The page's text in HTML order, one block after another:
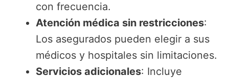
con frecuencia.
Atención médica sin restricciones:
Los asegurados pueden elegir a sus
médicos y hospitales sin limitaciones.
Servicios adicionales: Incluye